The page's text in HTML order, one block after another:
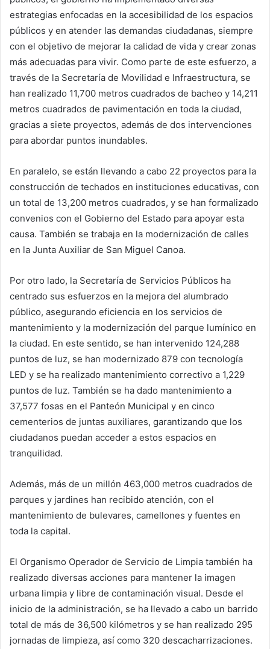
estrategias enfocadas en la accesibilidad de los espacios
públicos y en atender las demandas ciudadanas, siempre
con el objetivo de mejorar la calidad de vida y crear zonas
más adecuadas para vivir. Como parte de este esfuerzo, a
través de la Secretaría de Movilidad e Infraestructura, se
han realizado 11,700 metros cuadrados de bacheo y 14,211
metros cuadrados de pavimentación en toda la ciudad,
gracias a siete proyectos, además de dos intervenciones
para abordar puntos inundables.
En paralelo, se están llevando a cabo 22 proyectos para la
construcción de techados en instituciones educativas, con
un total de 13,200 metros cuadrados, y se han formalizado
convenios con el Gobierno del Estado para apoyar esta
causa. También se trabaja en la modernización de calles
en la Junta Auxiliar de San Miguel Canoa.
Por otro lado, la Secretaría de Servicios Públicos ha
centrado sus esfuerzos en la mejora del alumbrado
público, asegurando eficiencia en los servicios de
mantenimiento y la modernización del parque lumínico en
la ciudad. En este sentido, se han intervenido 124,288
puntos de luz, se han modernizado 879 con tecnología
LED y se ha realizado mantenimiento correctivo a 1,229
puntos de luz. También se ha dado mantenimiento a
37,577 fosas en el Panteón Municipal y en cinco
cementerios de juntas auxiliares, garantizando que los
ciudadanos puedan acceder a estos espacios en
tranquilidad.
Además, más de un millón 463,000 metros cuadrados de
parques y jardines han recibido atención, con el
mantenimiento de bulevares, camellones y fuentes en
toda la capital.
El Organismo Operador de Servicio de Limpia también ha
realizado diversas acciones para mantener la imagen
urbana limpia y libre de contaminación visual. Desde el
inicio de la administración, se ha llevado a cabo un barrido
total de más de 36,500 kilómetros y se han realizado 295
jornadas de limpieza, así como 320 descacharrizaciones.